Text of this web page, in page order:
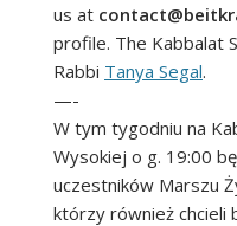
us at
profile. The Kabbalat
Rabbi Tanya Segal.
—-
W tym tygodniu na
Wysokiej o g. 19:00
uczestników Marszu
którzy również chcieli